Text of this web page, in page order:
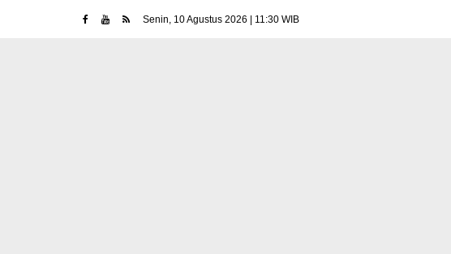
Senin, 10 Agustus 2026 | 11:30 WIB